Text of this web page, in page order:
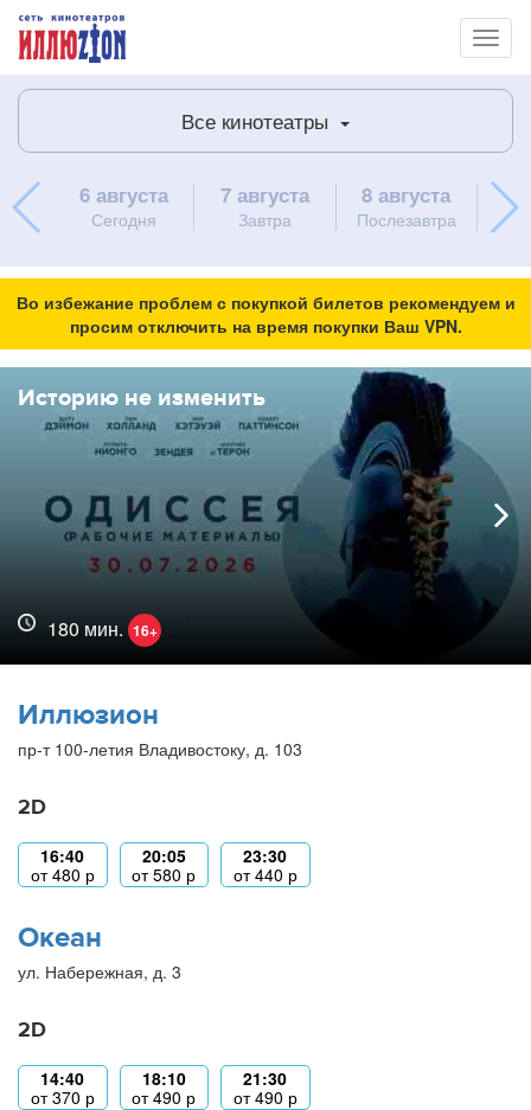
Все кинотеатры
6 августа
Сегодня
7 августа
Завтра
8 августа
Послезавтра
9
Во избежание проблем с покупкой билетов рекомендуем и
просим отключить на время покупки Ваш VPN.
Историю не изменить
180 мин. 16+
Иллюзион
пр-т 100-летия Владивостоку, д. 103
2D
16:40
от480 р
20:05
от580 р
23:30
от440 р
Океан
ул. Набережная, д. 3
2D
14:40
от370 р
18:10
от490 р
21:30
от490 р